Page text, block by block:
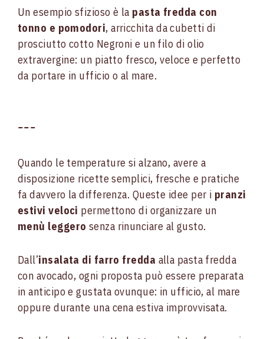
Un esempio sfizioso è la pasta fredda con
tonno e pomodori, arricchita da cubetti di
prosciutto cotto Negroni e un filo di olio
extravergine: un piatto fresco, veloce e perfetto
da portare in ufficio o al mare.
---
Quando le temperature si alzano, avere a
disposizione ricette semplici, fresche e pratiche
fa davvero la differenza. Queste idee per i pranzi
estivi veloci permettono di organizzare un
menù leggero senza rinunciare al gusto.
Dall’insalata di farro fredda alla pasta fredda
con avocado, ogni proposta può essere preparata
in anticipo e gustata ovunque: in ufficio, al mare
oppure durante una cena estiva improvvisata.